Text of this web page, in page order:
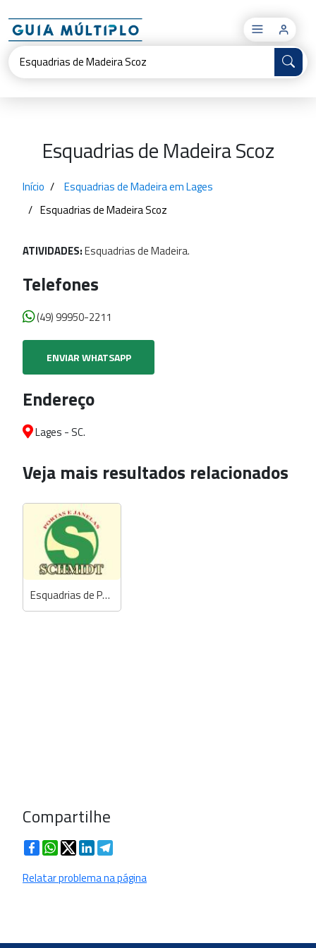
×
Esquadrias de Madeira Scoz
Início
Esquadrias de Madeira em Lages
Esquadrias de Madeira Scoz
ATIVIDADES:EsquadriasdeMadeira.
Telefones
(49) 99950-2211
ENVIAR WHATSAPP
Endereço
Lages - SC.
Veja mais resultados relacionados
Esquadrias de Portas e Janelas Schmidt
Compartilhe
FacebookWhatsApp
TwitterLinkedIn
Relatar problema na página